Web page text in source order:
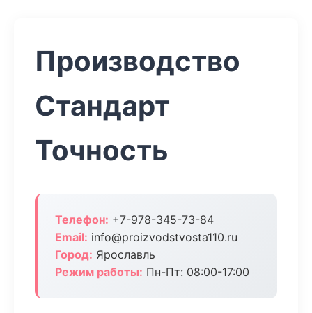
Производство
Стандарт
Точность
Телефон: +7-978-345-73-84
Email: info@proizvodstvosta110.ru
Город: Ярославль
Режим работы: Пн-Пт: 08:00-17:00